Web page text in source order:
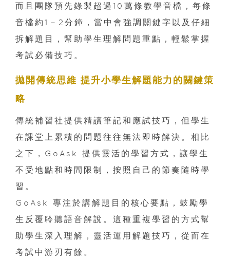
而且團隊預先錄製超過10萬條教學音檔，每條
音檔約1－2分鐘，當中會強調關鍵字以及仔細
拆解題目，幫助學生理解問題重點，輕鬆掌握
考試必備技巧。
拋開傳統思維 提升小學生解題能力的關鍵策
略
傳統補習社提供精讀筆記和應試技巧，但學生
在課堂上累積的問題往往無法即時解決。相比
之下，GoAsk 提供靈活的學習方式，讓學生
不受地點和時間限制，按照自己的節奏隨時學
習。
GoAsk 專注於講解題目的核心要點，鼓勵學
生反覆聆聽語音解說。這種重複學習的方式幫
助學生深入理解，靈活運用解題技巧，從而在
考試中游刃有餘。